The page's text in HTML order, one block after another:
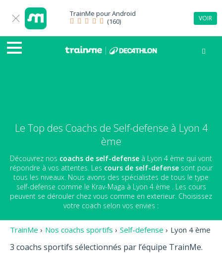
TrainMe pourAndroid
(160)
VOIR
Le Top des Coachs de Self-defense à Lyon 4
ème
Découvrez nos coachs de self-defense à Lyon 4 ème qui vont
répondre à vos attentes. Les cours de self-defensesont pour
tous les niveaux. Nous avons des spécialistes de tous le type
self-defense comme le Krav-Maga à Lyon 4 ème . Les cours
peuvent se dérouler chez vous comme en exterieur. Choisissez
votre coach selon vos envies :
TrainMe › Nos coachs sportifs › Self-defense › Lyon 4 ème
3 coachs sportifs sélectionnés par l’équipe TrainMe.